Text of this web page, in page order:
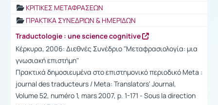
ΚΡΙΤΙΚΕΣ ΜΕΤΑΦΡΑΣΕΩΝ
ΠΡΑΚΤΙΚΑ ΣΥΝΕΔΡΙΩΝ & ΗΜΕΡΙΔΩΝ
Traductologie : une science cognitive
Κέρκυρα, 2006: Διεθνές Συνέδριο "Μεταφρασιολογία: μια
γνωσιακή επιστήμη"
Πρακτικά δημοσιευμένα στο επιστημονικό περιοδικό Meta :
journal des traducteurs / Meta: Translators' Journal,
Volume 52, numéro 1, mars 2007, p. 1-171 - Sous la direction